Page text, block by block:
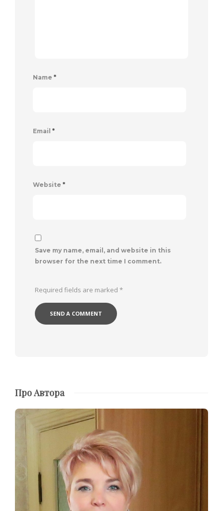
Name *
Email *
Website *
Save my name, email, and website in this
browser for the next time I comment.
Required fields are marked *
Про Автора